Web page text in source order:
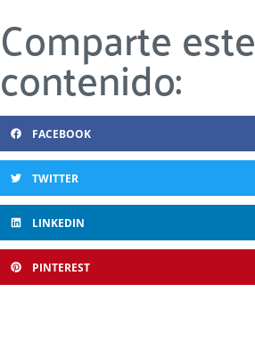
Comparte este
contenido:
FACEBOOK
TWITTER
LINKEDIN
PINTEREST